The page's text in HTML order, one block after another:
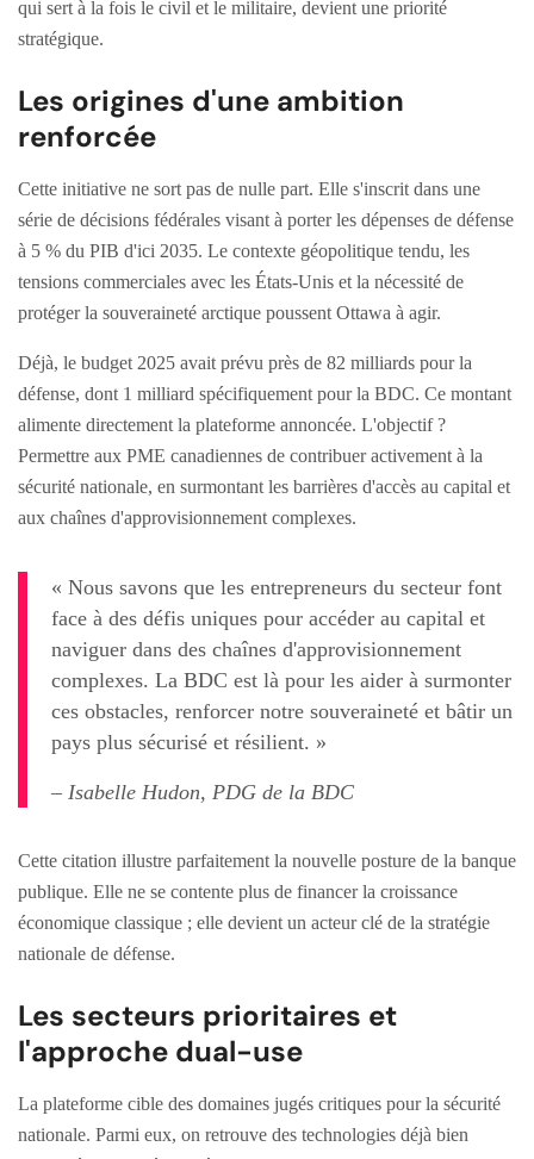
qui sert à la fois le civil et le militaire, devient une priorité
stratégique.
Les origines d'une ambition
renforcée
Cette initiative ne sort pas de nulle part. Elle s'inscrit dans une
série de décisions fédérales visant à porter les dépenses de défense
à 5 % du PIB d'ici 2035. Le contexte géopolitique tendu, les
tensions commerciales avec les États-Unis et la nécessité de
protéger la souveraineté arctique poussent Ottawa à agir.
Déjà, le budget 2025 avait prévu près de 82 milliards pour la
défense, dont 1 milliard spécifiquement pour la BDC. Ce montant
alimente directement la plateforme annoncée. L'objectif ?
Permettre aux PME canadiennes de contribuer activement à la
sécurité nationale, en surmontant les barrières d'accès au capital et
aux chaînes d'approvisionnement complexes.
« Nous savons que les entrepreneurs du secteur font
face à des défis uniques pour accéder au capital et
naviguer dans des chaînes d'approvisionnement
complexes. La BDC est là pour les aider à surmonter
ces obstacles, renforcer notre souveraineté et bâtir un
pays plus sécurisé et résilient. »
– Isabelle Hudon, PDG de la BDC
Cette citation illustre parfaitement la nouvelle posture de la banque
publique. Elle ne se contente plus de financer la croissance
économique classique ; elle devient un acteur clé de la stratégie
nationale de défense.
Les secteurs prioritaires et
l'approche dual-use
La plateforme cible des domaines jugés critiques pour la sécurité
nationale. Parmi eux, on retrouve des technologies déjà bien